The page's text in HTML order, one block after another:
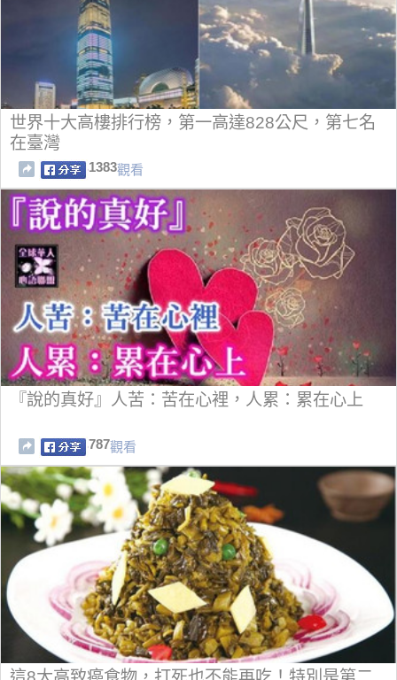
世界十大高樓排行榜，第一高達828公尺，第七名
在臺灣
1383觀看
『說的真好』人苦：苦在心裡，人累：累在心上
787觀看